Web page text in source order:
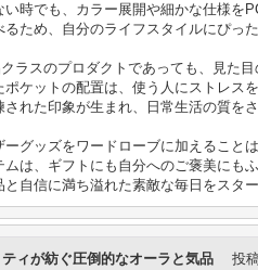
い時でも、カラー展開や細かな仕様を
ため、自分のライフスタイルにぴっ
ラスのプロダクトであっても、見た
ケットの配置は、使う人にストレス
れた印象が生まれ、日常生活の質を
ーグッズをワードローブに加えること
は、ギフトにも自分へのご褒美にも
自信に満ち溢れた素敵な毎日をスタ
ィが紡ぐ圧倒的なオーラと気品 投